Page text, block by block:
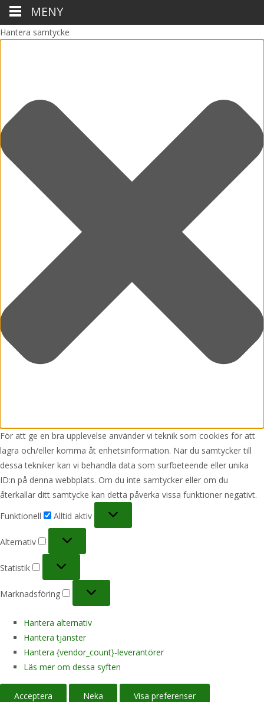
Hantera samtycke
För att ge en bra upplevelse använder vi teknik som cookies för att
lagra och/eller komma åt enhetsinformation. När du samtycker till
dessa tekniker kan vi behandla data som surfbeteende eller unika
ID:n på denna webbplats. Om du inte samtycker eller om du
återkallar ditt samtycke kan detta påverka vissa funktioner negativt.
Funktionell
Alltid aktiv
Alternativ
Statistik
Marknadsföring
Hantera alternativ
Hantera tjänster
Hantera {vendor_count}-leverantörer
Läs mer om dessa syften
Acceptera Neka Visa preferenser
MENY